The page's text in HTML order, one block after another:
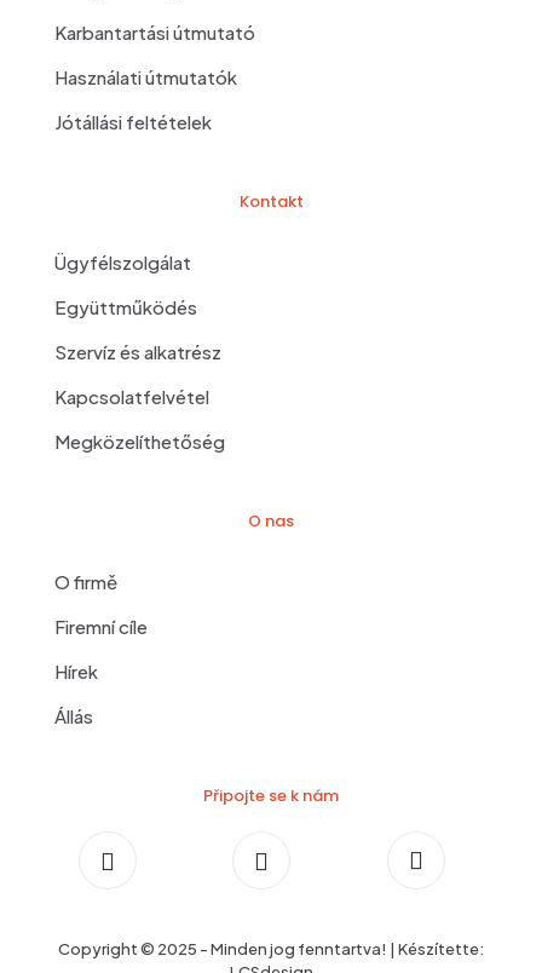
Karbantartási útmutató
Használati útmutatók
Jótállási feltételek
Kontakt
Ügyfélszolgálat
Együttműködés
Szervíz és alkatrész
Kapcsolatfelvétel
Megközelíthetőség
O nas
O firmě
Firemní cíle
Hírek
Állás
Připojte se k nám
Copyright © 2025 - Minden jog fenntartva! | Készítette: